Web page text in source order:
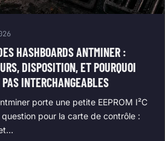
HASHBOARDS ANTMINER :
DISPOSITION, ET POURQUOI
INTERCHANGEABLES
porte une petite EEPROM I²C
pour la carte de contrôle :